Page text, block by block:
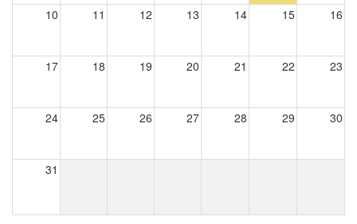
10 11 12 13 14 15 16
17 18 19 20 21 22 23
24 25 26 27 28 29 30
31